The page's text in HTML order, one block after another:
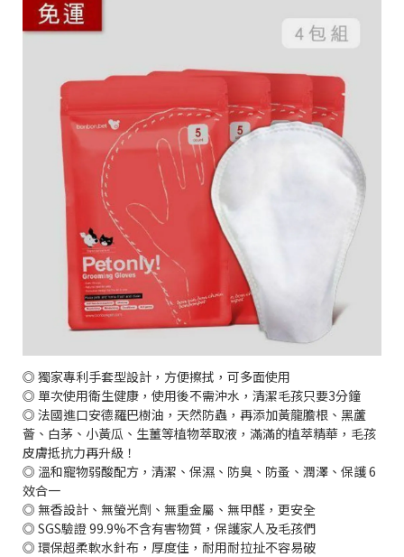
◎ 獨家專利手套型設計，方便擦拭，可多面使用
◎ 單次使用衛生健康，使用後不需沖水，清潔毛孩只要3分鐘
◎ 法國進口安德羅巴樹油，天然防蟲，再添加黃龍膽根、黑蘆
薈、白茅、小黃瓜、生薑等植物萃取液，滿滿的植萃精華，毛孩
皮膚抵抗力再升級！
◎ 溫和寵物弱酸配方，清潔、保濕、防臭、防蚤、潤澤、保護 6
效合一
◎ 無香設計、無螢光劑、無重金屬、無甲醛，更安全
◎ SGS驗證 99.9%不含有害物質，保護家人及毛孩們
◎ 環保超柔軟水針布，厚度佳，耐用耐拉扯不容易破